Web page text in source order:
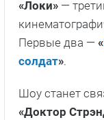
«Локи» —
Первые два — «
солдат».
Шоу станет
«Доктор